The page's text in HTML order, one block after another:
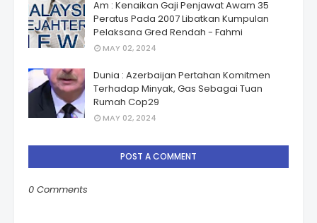
Am : Kenaikan Gaji Penjawat Awam 35
Peratus Pada 2007 Libatkan Kumpulan
Pelaksana Gred Rendah - Fahmi
MAY 02, 2024
Dunia : Azerbaijan Pertahan Komitmen
Terhadap Minyak, Gas Sebagai Tuan
Rumah Cop29
MAY 02, 2024
POST A COMMENT
0 Comments